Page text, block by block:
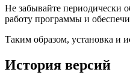
Не забывайте периодически
работу программы и
Таким образом, установка и
История версий